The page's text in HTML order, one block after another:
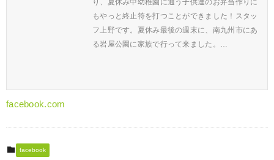
り、夏休み中幼稚園に通う子供達のお弁当作りに
もやっと終止符を打つことができました！スタッ
フ上野です。夏休み最後の週末に、南九州市にあ
る岩屋公園に家族で行って来ました。…
facebook.com
facebook